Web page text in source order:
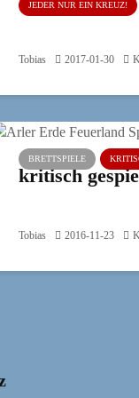
JEDER NUR EIN KREUZ!
Tobias 2017-01-30
BRETTSPIELE
kritisch
Tobias 2016-11-23